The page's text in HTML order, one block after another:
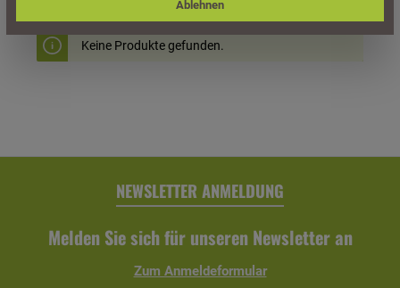
Keine Produkte gefunden.
NEWSLETTER ANMELDUNG
Melden Sie sich für unseren Newsletter an
Zum Anmeldeformular
Ablehnen